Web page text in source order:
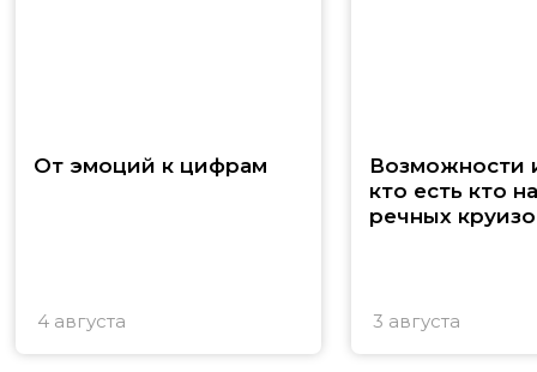
От эмоций к цифрам
4 августа
Возможности
кто есть кто
речных
3 августа